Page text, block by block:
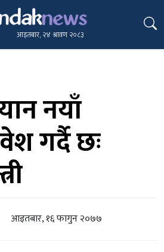
आइतबार, २४ श्रावण २०८३
नयाँ
गर्दै छः
आइतबार, १६ फागुन २०७७